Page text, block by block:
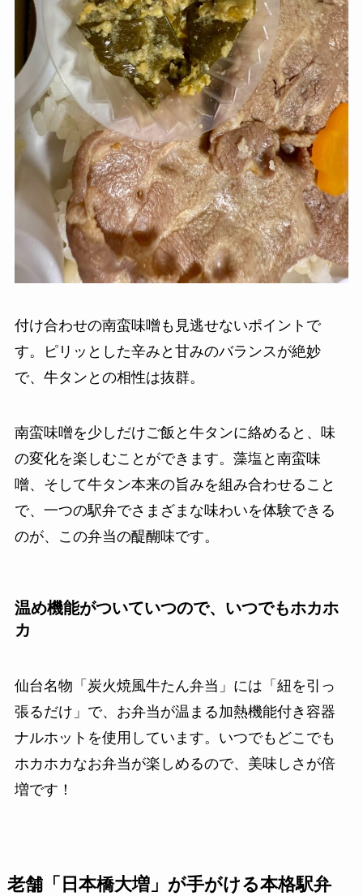
付け合わせの南蛮味噌も見逃せないポイントで
す。ピリッとした辛みと甘みのバランスが絶妙
で、牛タンとの相性は抜群。
南蛮味噌を少しだけご飯と牛タンに絡めると、味
の変化を楽しむことができます。藻塩と南蛮味
噌、そして牛タン本来の旨みを組み合わせること
で、一つの駅弁でさまざまな味わいを体験できる
のが、この弁当の醍醐味です。
温め機能がついていつので、いつでもホカホ
カ
仙台名物「炭火焼風牛たん弁当」には「紐を引っ
張るだけ」で、お弁当が温まる加熱機能付き容器
ナルホットを使用しています。いつでもどこでも
ホカホカなお弁当が楽しめるので、美味しさが倍
増です！
老舗「日本橋大増」が手がける本格駅弁